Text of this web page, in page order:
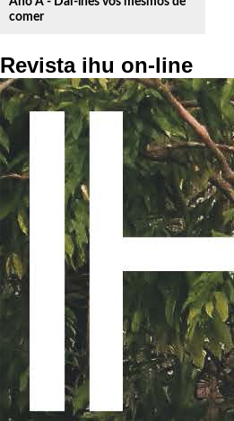
comer
Revista ihu on-line